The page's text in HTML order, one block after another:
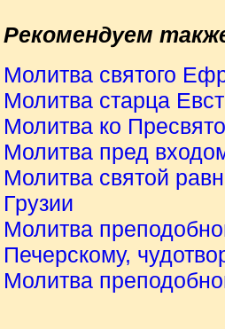
Рекомендуем
Молитва святого
Молитва старца
Молитва ко
Молитва пред
Молитва святой
Грузии
Молитва
Печерскому,
Молитва